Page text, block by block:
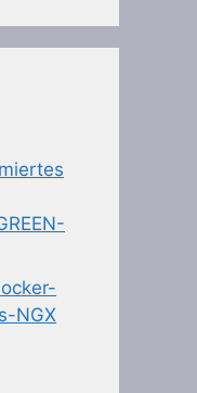
NGX